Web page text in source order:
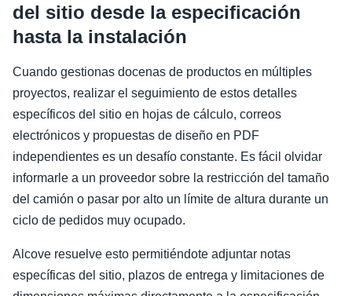
del sitio desde la especificación
hasta la instalación
Cuando gestionas docenas de productos en múltiples
proyectos, realizar el seguimiento de estos detalles
específicos del sitio en hojas de cálculo, correos
electrónicos y propuestas de diseño en PDF
independientes es un desafío constante. Es fácil olvidar
informarle a un proveedor sobre la restricción del tamaño
del camión o pasar por alto un límite de altura durante un
ciclo de pedidos muy ocupado.
Alcove resuelve esto permitiéndote adjuntar notas
específicas del sitio, plazos de entrega y limitaciones de